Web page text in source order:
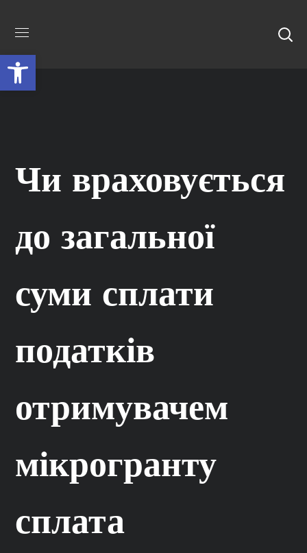
Чи враховується
до загальної
суми сплати
податків
отримувачем
мікрогранту
сплата
Відкрити Панель інструментів